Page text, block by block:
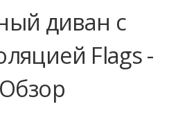
диван с
Flags -
Обзор